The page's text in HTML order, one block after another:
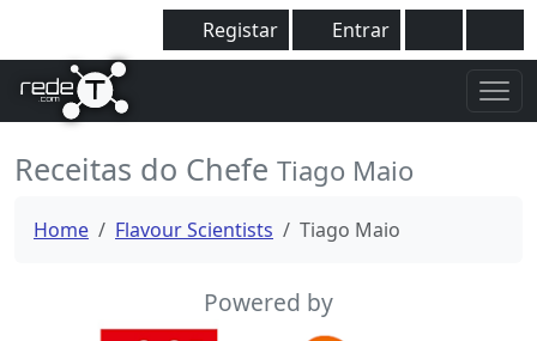
Registar Entrar
Receitas do Chefe Tiago Maio
Home Flavour Scientists Tiago Maio
Powered by